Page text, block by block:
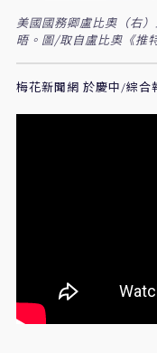
美國國務卿盧比奧（右
晤。圖/取自盧比奧《推
梅花新聞網 於慶中/綜合